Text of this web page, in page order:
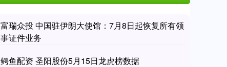
富瑞众投 中国驻伊朗大使馆：7月8日起恢复所有领
事证件业务
鳄鱼配资 圣阳股份5月15日龙虎榜数据